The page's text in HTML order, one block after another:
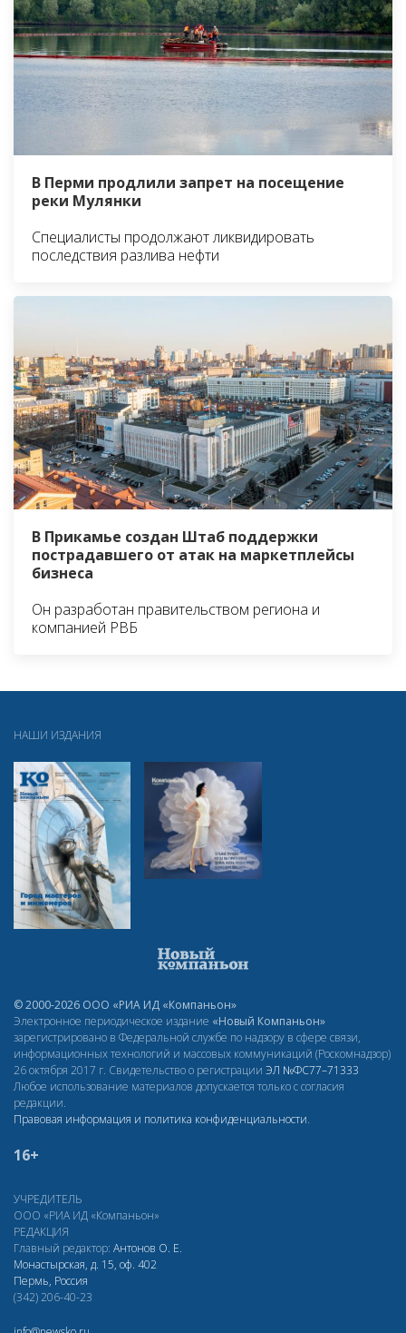
В Перми продлили запрет на посещение
реки Мулянки
Специалисты продолжают ликвидировать
последствия разлива нефти
В Прикамье создан Штаб поддержки
пострадавшего от атак на маркетплейсы
бизнеса
Он разработан правительством региона и
компанией РВБ
НАШИ ИЗДАНИЯ
© 2000-2026 ООО «РИА ИД «Компаньон»
Электронное периодическое издание «Новый Компаньон»
зарегистрировано в Федеральной службе по надзору в сфере связи,
информационных технологий и массовых коммуникаций (Роскомнадзор)
26 октября 2017 г. Свидетельство о регистрации ЭЛ №ФС77–71333
Любое использование материалов допускается только с согласия
редакции.
Правовая информация и политика конфиденциальности.
16+
УЧРЕДИТЕЛЬ
ООО «РИА ИД «Компаньон»
РЕДАКЦИЯ
Главный редактор: Антонов О. Е.
Монастырская, д. 15, оф. 402
Пермь, Россия
(342) 206-40-23